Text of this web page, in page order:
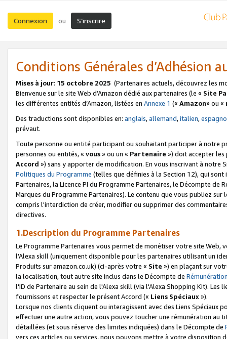
Connexion ou S’inscrire
Conditions Générales d’Adhésion
Mises à jour: 15 octobre 2025 (Partenaires actuels, découvrez les
Bienvenue sur le site Web d’Amazon dédié aux partenaires (le « Site
les différentes entités d’Amazon, listées en Annexe 1 (« Amazon» ou «
Des traductions sont disponibles en: anglais,allemand,italien,
prévaut.
Toute personne ou entité participant ou souhaitant participer à notre
personnes ou entités, « vous» ou un « Partenaire ») doit accepter les
Accord ») sans y apporter de modification. En vous inscrivant à notre
Politiques du Programme (telles que définies à la Section 12), qui
Partenaires, la Licence PI du Programme Partenaires, le Décompte de
Marques du Programme Partenaires). Le contenu que vous publiez
compris l'interdiction de créer, modifier ou supprimer des
directives.
1.Description du Programme Partenaires
Le Programme Partenaires vous permet de monétiser votre site Web,
l'Alexa skill (uniquement disponible pour les partenaires utilisant un
Produits sur amazon.co.uk) (ci-après votre « Site ») en plaçant sur
la localisation, tout autre site inclus dans le Décompte de
l'ID de Partenaire au sein de l'Alexa skill (via l'Alexa Shopping Kit).
fournissons et respecter le présent Accord (« Liens Spéciaux»).
Lorsque nos clients cliquent ou interagissent avec des Liens Spéciaux
effectuer une autre action, vous pouvez toucher une rémunération
détaillées (et sous réserve des limites indiquées) dans le Décompte de
vers ces articles ou services, nous pouvons mettre à votre disposition